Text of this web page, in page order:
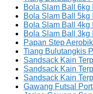
Bola Slam Ball 6kg
Bola Slam Ball 5kg
Bola Slam Ball 4kg
Bola Slam Ball 3kg
Papan Step
Tiang Bulutangkis
Sandsack Kain
Sandsack Kain
Sandsack Kain
Gawang Futsal